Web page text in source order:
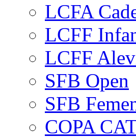
LCFA
LCFF
LCFF
SFB Open
SFB
COPA